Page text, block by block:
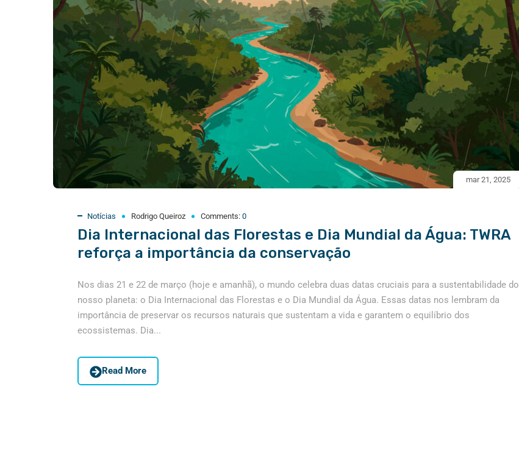
mar 21, 2025
Notícias Rodrigo Queiroz Comments: 0
Dia Internacional das Florestas e Dia Mundial da Água: TWRA
reforça a importância da conservação
Nos dias 21 e 22 de março (hoje e amanhã), o mundo celebra duas datas cruciais para a sustentabilidade do
nosso planeta: o Dia Internacional das Florestas e o Dia Mundial da Água. Essas datas nos lembram da
importância de preservar os recursos naturais que sustentam a vida e garantem o equilíbrio dos
ecossistemas. Dia...
Read More